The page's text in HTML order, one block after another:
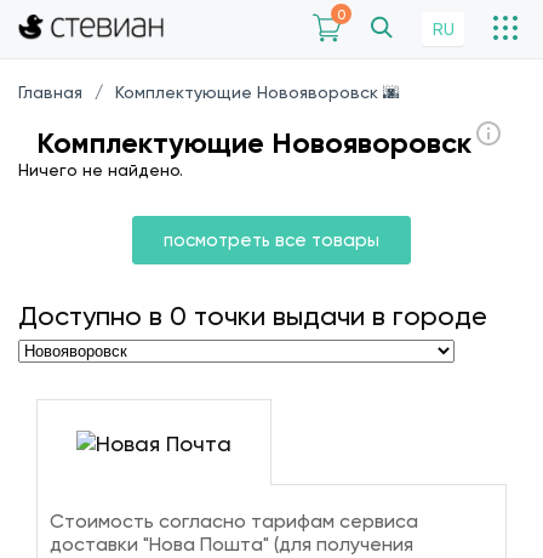
0
RU
Главная Комплектующие Новояворовск 🌆
Комплектующие Новояворовск
Ничего не найдено.
посмотреть все товары
Доступно в 0 точки выдачи в городе
Стоимость согласно тарифам сервиса
доставки "Нова Пошта" (для получения